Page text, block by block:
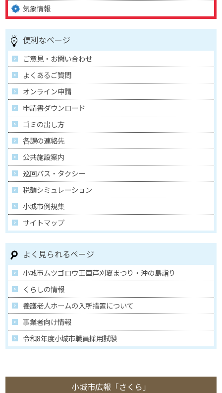
気象情報
便利なページ
ご意見・お問い合わせ
よくあるご質問
オンライン申請
申請書ダウンロード
ゴミの出し方
各課の連絡先
公共施設案内
巡回バス・タクシー
税額シミュレーション
小城市例規集
サイトマップ
よく見られるページ
小城市ムツゴロウ王国芦刈夏まつり・沖の島詣り
くらしの情報
養護老人ホームの入所措置について
事業者向け情報
令和8年度小城市職員採用試験
小城市広報「さくら」